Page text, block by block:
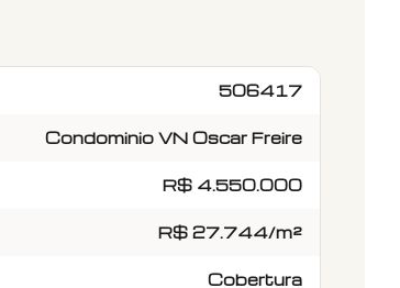
506417
Condominio VN Oscar Freire
R$ 4.550.000
R$ 27.744/m²
Cobertura